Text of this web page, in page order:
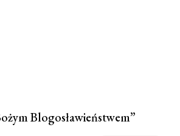
Blogosławieństwem”